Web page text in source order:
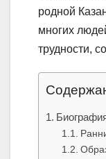
родной
многих
трудности,